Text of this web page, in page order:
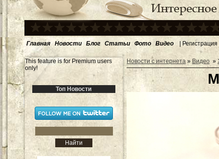
Главная Новости Блог Статьи Фото Видео | Регистрация
This feature is for Premium users
only!
Топ Новости
Новости с интернета » Видео »